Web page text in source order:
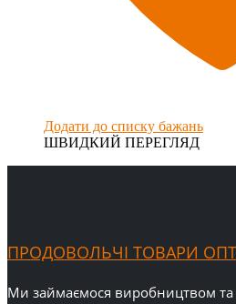
Додати до списку бажань
ШВИДКИЙ ПЕРЕГЛЯД
ПРОДОВОЛЬЧІ ТОВАРИ
Ми займаємося виробництвом та